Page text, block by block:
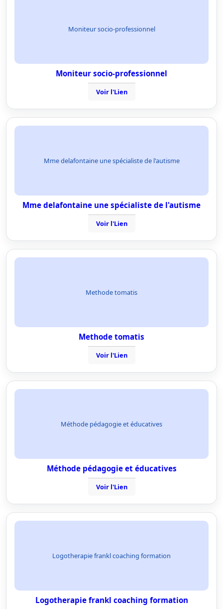
Moniteur socio-professionnel
Moniteur socio-professionnel
Voir l'Lien
Mme delafontaine une spécialiste de l'autisme
Mme delafontaine une spécialiste de l'autisme
Voir l'Lien
Methode tomatis
Methode tomatis
Voir l'Lien
Méthode pédagogie et éducatives
Méthode pédagogie et éducatives
Voir l'Lien
Logotherapie frankl coaching formation
Logotherapie frankl coaching formation